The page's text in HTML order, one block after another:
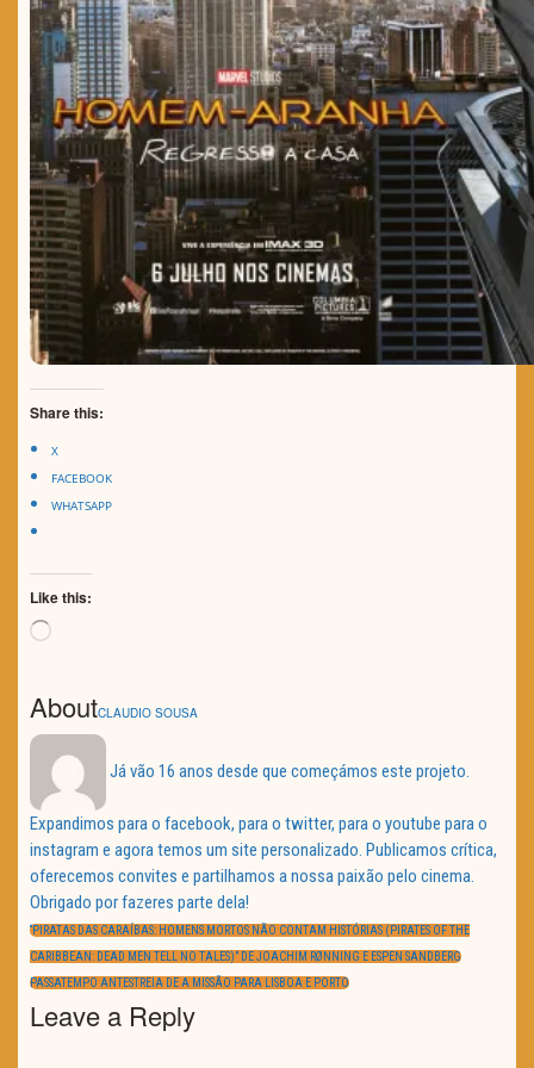
Share this:
X
FACEBOOK
WHATSAPP
Like this:
Loading…
AboutCLAUDIO SOUSA
Já vão 16 anos desde que começámos este projeto.
Expandimos para o facebook, para o twitter, para o youtube para o
instagram e agora temos um site personalizado. Publicamos crítica,
oferecemos convites e partilhamos a nossa paixão pelo cinema.
Obrigado por fazeres parte dela!
Navegação
de
artigos
PREVIOUS
POST:
“PIRATAS DAS CARAÍBAS: HOMENS MORTOS NÃO CONTAM HISTÓRIAS (PIRATES OF THE
CARIBBEAN: DEAD MEN TELL NO TALES)” DE JOACHIM RØNNING E ESPEN SANDBERG
NEXT
POST:
PASSATEMPO ANTESTREIA DE A MISSÃO PARA LISBOA E PORTO
Leave a Reply